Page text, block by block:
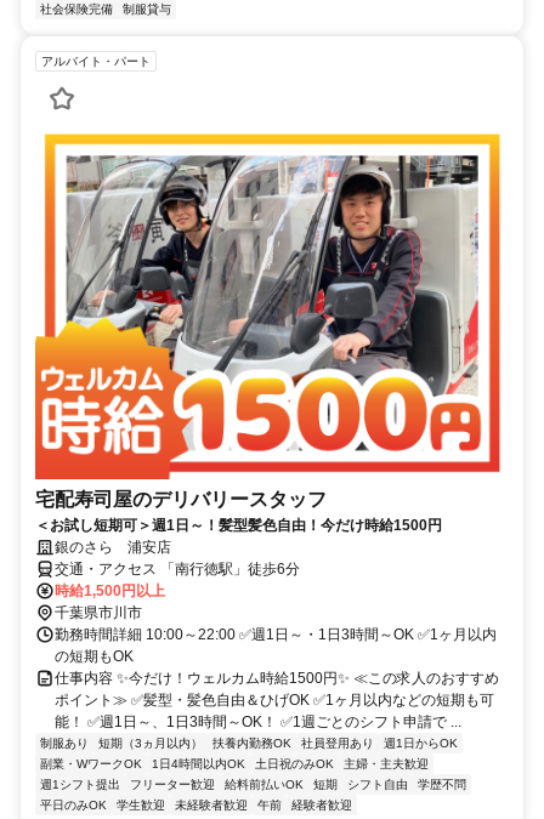
社会保険完備 制服貸与
アルバイト・パート
宅配寿司屋のデリバリースタッフ
＜お試し短期可＞週1日～！髪型髪色自由！今だけ時給1500円
銀のさら 浦安店
交通・アクセス 「南行徳駅」徒歩6分
時給1,500円以上
千葉県市川市
勤務時間詳細 10:00～22:00 ✅週1日～・1日3時間～OK ✅1ヶ月以内
の短期もOK
仕事内容 ✨今だけ！ウェルカム時給1500円✨ ≪この求人のおすすめ
ポイント≫ ✅髪型・髪色自由＆ひげOK ✅1ヶ月以内などの短期も可
能！ ✅週1日～、1日3時間～OK！ ✅1週ごとのシフト申請で ...
制服あり 短期（3ヵ月以内） 扶養内勤務OK 社員登用あり
週1日からOK
副業・WワークOK
1日4時間以内OK 土日祝のみOK
主婦・主夫歓迎
週1シフト提出
フリーター歓迎 給料前払いOK 短期 シフト自由
学歴不問
平日のみOK
学生歓迎 未経験者歓迎 午前 経験者歓迎